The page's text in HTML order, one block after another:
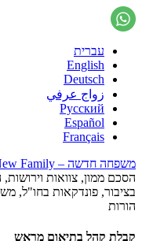
עברית
English
Deutsch
زواج عرفي
Русский
Español
Français
משפחה חדשה – New Family – הארגון לקידום זכויות המשפחה
הסכם ממון, צוואות וירושות,
בציבור, פונדקאות בחו"ל,
הורות
קבלת קהל בתיאום מראש